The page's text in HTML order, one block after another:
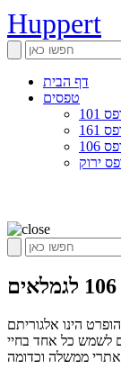
Huppert
דף הבית
טפסים
101
161
106
ירוק
טופס 106 לגמלאים, הופרט הינו אלגוריתם
לשמש כל אחד בחיי
ממשלה וכדומה